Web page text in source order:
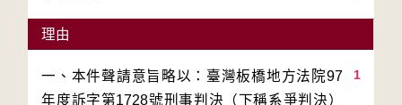
理由
1
一、本件聲請意旨略以：臺灣板橋地方法院97
年度訴字第1728號刑事判決（下稱系爭判決）